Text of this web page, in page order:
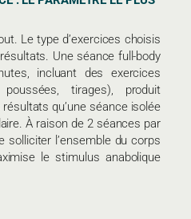
Le type d’exercices choisis
Une séance full-body
incluant des exercices
poussées, tirages), produit
qu’une séance isolée
À raison de 2 séances par
solliciter l’ensemble du corps
le stimulus anabolique